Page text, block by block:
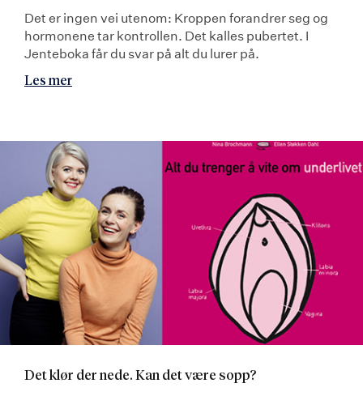
Det er ingen vei utenom: Kroppen forandrer seg og
hormonene tar kontrollen. Det kalles pubertet. I
Jenteboka får du svar på alt du lurer på.
Les mer
Det klør der nede. Kan det være sopp?